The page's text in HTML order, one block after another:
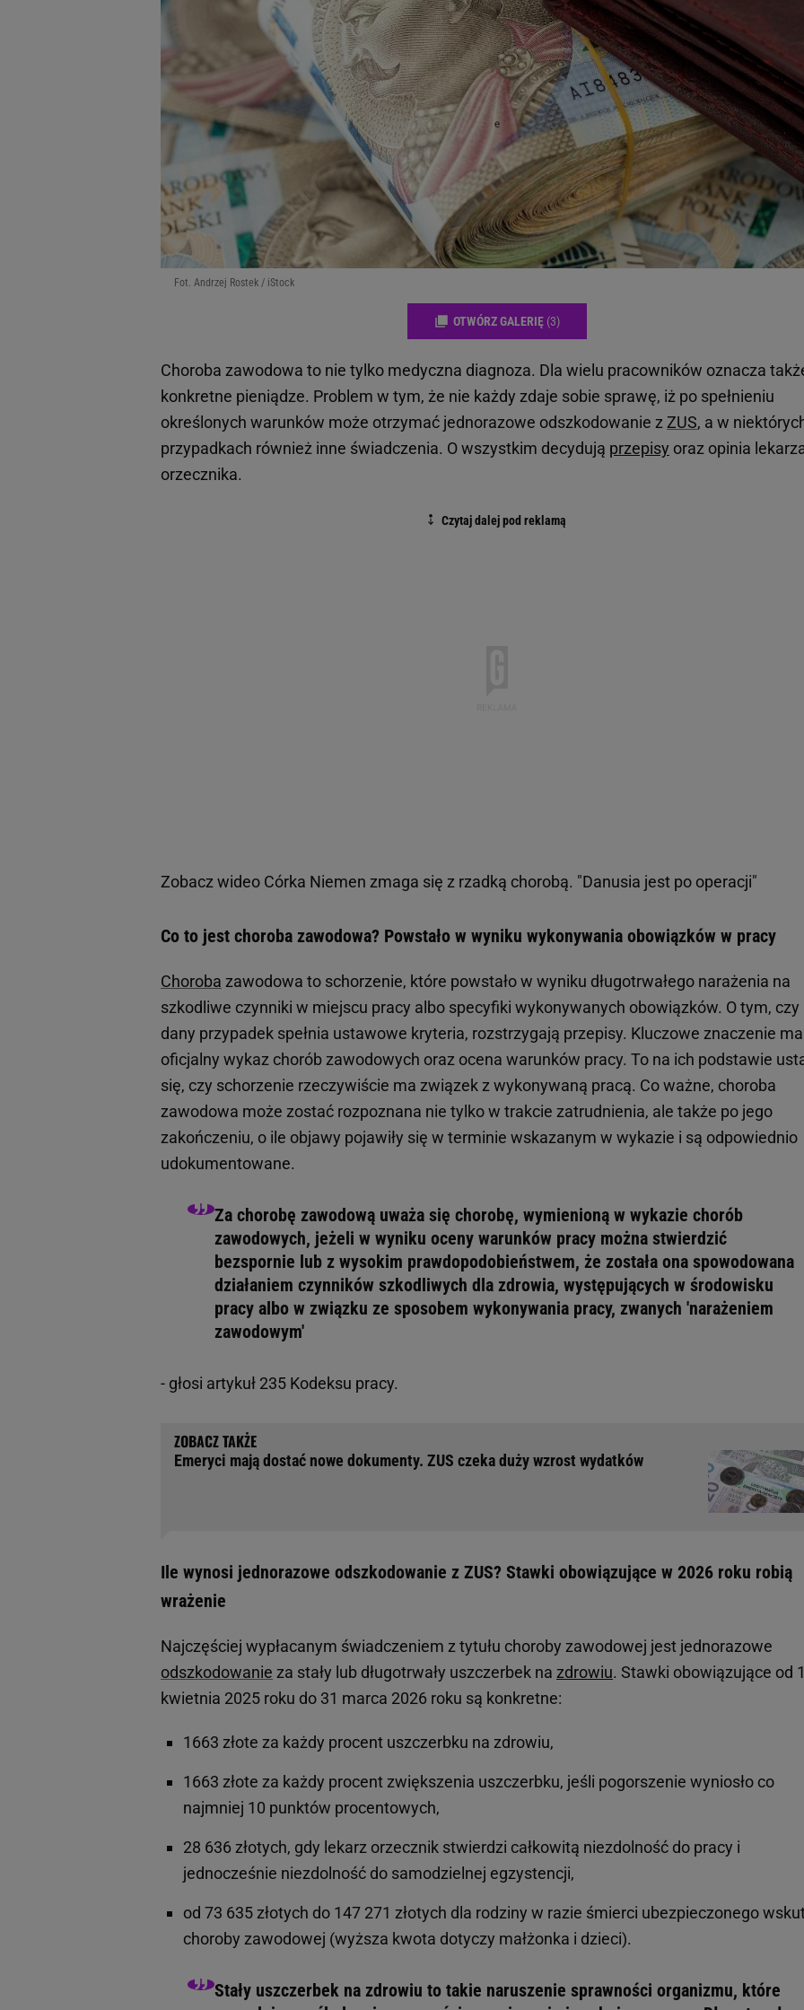
Fot. Andrzej Rostek / iStock
OTWÓRZ GALERIĘ (3)
Choroba zawodowa to nie tylko medyczna diagnoza. Dla wielu pracowników oznacza
konkretne pieniądze. Problem w tym, że nie każdy zdaje sobie sprawę, iż po spełnieniu
określonych warunków może otrzymać jednorazowe odszkodowanie zZUS, a w
przypadkach również inne świadczenia. O wszystkim decydują przepisy oraz opinia
orzecznika.
Zobacz wideo Córka Niemen zmaga się z rzadką chorobą. "Danusia jest po operacji"
Co to jest choroba zawodowa? Powstało w wyniku wykonywania obowiązków w pracy
Choroba zawodowa to schorzenie, które powstało w wyniku długotrwałego narażenia na
szkodliwe czynniki w miejscu pracy albo specyfiki wykonywanych obowiązków. O tym, czy
dany przypadek spełnia ustawowe kryteria, rozstrzygają przepisy. Kluczowe znaczenie ma
oficjalny wykaz chorób zawodowych oraz ocena warunków pracy. To na ich podstawie
się, czy schorzenie rzeczywiście ma związek z wykonywaną pracą. Co ważne, choroba
zawodowa może zostać rozpoznana nie tylko w trakcie zatrudnienia, ale także po jego
zakończeniu, o ile objawy pojawiły się w terminie wskazanym w wykazie i są odpowiednio
udokumentowane.
Za chorobę zawodową uważa się chorobę, wymienioną w wykazie chorób
zawodowych, jeżeli w wyniku oceny warunków pracy można stwierdzić
bezspornie lub z wysokim prawdopodobieństwem, że została ona spowodowana
działaniem czynników szkodliwych dla zdrowia, występujących w środowisku
pracy albo w związku ze sposobem wykonywania pracy, zwanych 'narażeniem
zawodowym'
- głosi artykuł 235 Kodeksu pracy.
Emeryci mają dostać nowe dokumenty. ZUS czeka duży wzrost wydatków
Ile wynosi jednorazowe odszkodowanie z ZUS? Stawki obowiązujące w 2026 roku robią
wrażenie
Najczęściej wypłacanym świadczeniem z tytułu choroby zawodowej jest jednorazowe
odszkodowanie za stały lub długotrwały uszczerbek na zdrowiu. Stawki obowiązujące od
kwietnia 2025 roku do 31 marca 2026 roku są konkretne:
1663 złote za każdy procent uszczerbku na zdrowiu,
1663 złote za każdy procent zwiększenia uszczerbku, jeśli pogorszenie wyniosło co
najmniej 10 punktów procentowych,
28 636 złotych, gdy lekarz orzecznik stwierdzi całkowitą niezdolność do pracy i
jednocześnie niezdolność do samodzielnej egzystencji,
od 73 635 złotych do 147 271 złotych dla rodziny w razie śmierci ubezpieczonego
choroby zawodowej (wyższa kwota dotyczy małżonka i dzieci).
Stały uszczerbek na zdrowiu to takie naruszenie sprawności organizmu, które